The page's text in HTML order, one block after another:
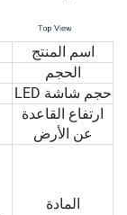
اسم المنتج
الحجم
حجم شاشة LED
ارتفاع القاعدة
عن الأرض
المادة